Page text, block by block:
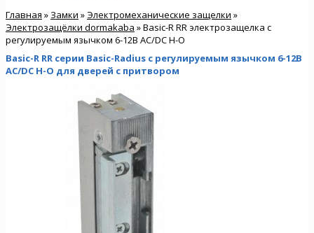
Главная » Замки » Электромеханические защелки »
Электрозащёлки dormakaba » Basic-R RR электрозащелка с
регулируемым язычком 6-12В AC/DC Н-О
Basic-R RR серии Basic-Radius с регулируемым язычком 6-12В
AC/DC Н-О для дверей с притвором